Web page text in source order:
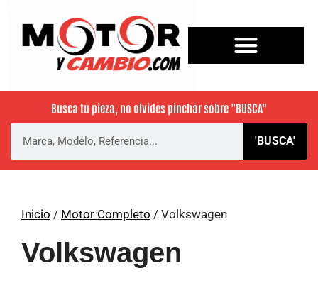
Busca tu pieza, no olvides pinchar sobre "BUSCA"
'BUSCA'
Inicio / Motor Completo / Volkswagen
Volkswagen